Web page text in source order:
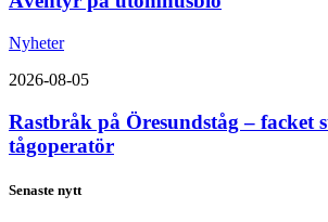
Nyheter
2026-08-05
Rastbråk på Öresundståg – facket
tågoperatör
Senaste nytt